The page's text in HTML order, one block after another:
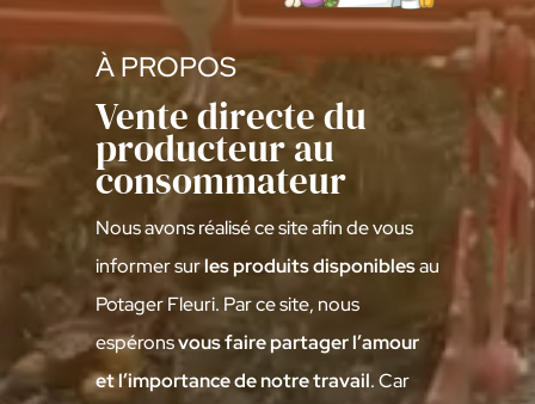
À PROPOS
Vente directe du
producteur au
consommateur
Nous avons réalisé ce site afin de vous
informer surles produits disponiblesau
Potager Fleuri. Par ce site, nous
espéronsvous faire partager l’amour
et l’importance de notre travail. Car